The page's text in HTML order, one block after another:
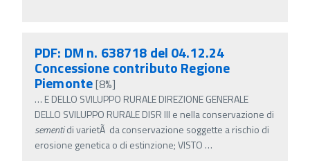
PDF: DM n. 638718 del 04.12.24
Concessione contributo Regione
Piemonte[8%]
… E DELLO SVILUPPO RURALE DIREZIONE GENERALE
DELLO SVILUPPO RURALE DISR III e nella conservazione di
sementidi varietÃ da conservazione soggette a rischio di
erosione genetica o di estinzione; VISTO …